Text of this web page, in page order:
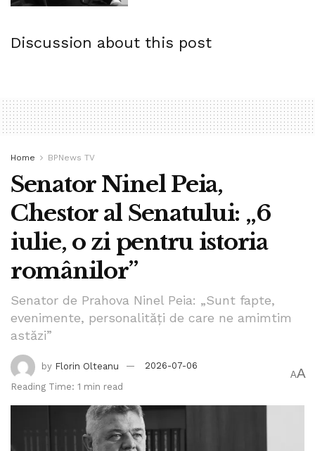
Discussion about this post
Home BPNews TV
Senator Ninel Peia,
Chestor al Senatului: „6
iulie, o zi pentru istoria
românilor”
Senator de Prahova Ninel Peia: „Sunt fapte,
evenimente, personalități de care ne amimtim
astăzi”
by Florin Olteanu
2026-07-06
Reading Time: 1 min read
AA